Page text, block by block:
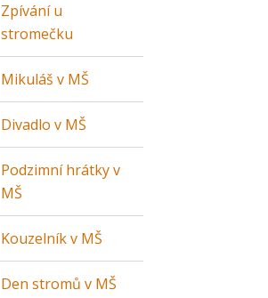
Zpívání u
stromečku
Mikuláš v MŠ
Divadlo v MŠ
Podzimní hrátky v
MŠ
Kouzelník v MŠ
Den stromů v MŠ